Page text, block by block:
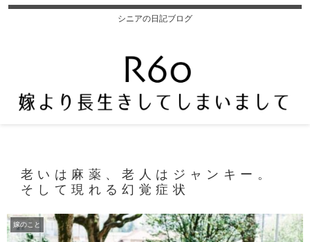
シニアの日記ブログ
老いは麻薬、老人はジャンキー。
そして現れる幻覚症状
嫁のこと